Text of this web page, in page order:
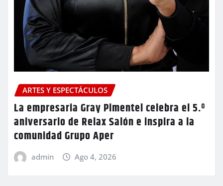
ARTES Y ESPECTÁCULOS
La empresaria Gray Pimentel celebra el 5.º
aniversario de Relax Salón e inspira a la
comunidad Grupo Aper
admin Ago 4, 2026